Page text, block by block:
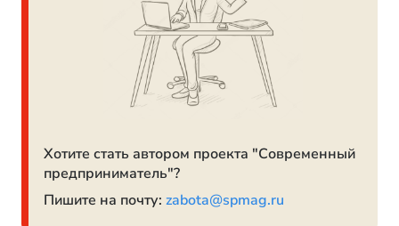
Хотите стать автором проекта "Современный
предприниматель"?
Пишите на почту: zabota@spmag.ru